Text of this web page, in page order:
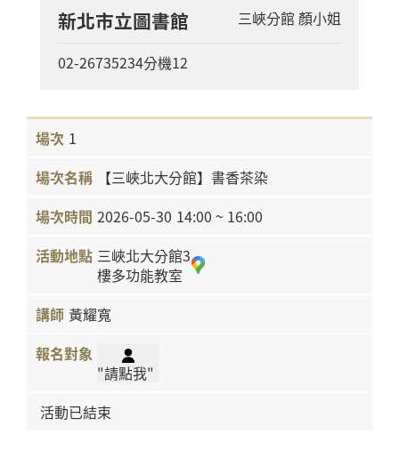
新北市立圖書館 三峽分館 顏小姐
02-26735234分機12
1
【三峽北大分館】書香茶染
2026-05-30 14:00 ~ 16:00
三峽北大分館3
樓多功能教室
黃耀寬
"請點我"
活動已結束